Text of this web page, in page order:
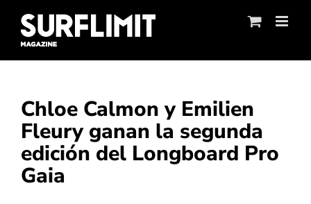
content
Chloe Calmon y Emilien
Fleury ganan la segunda
edición del Longboard Pro
Gaia